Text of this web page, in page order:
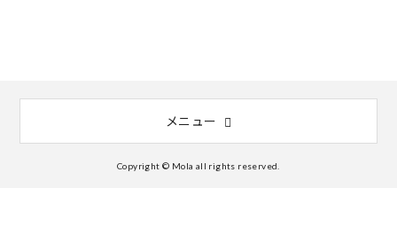
メニュー
Copyright © Mola all rights reserved.